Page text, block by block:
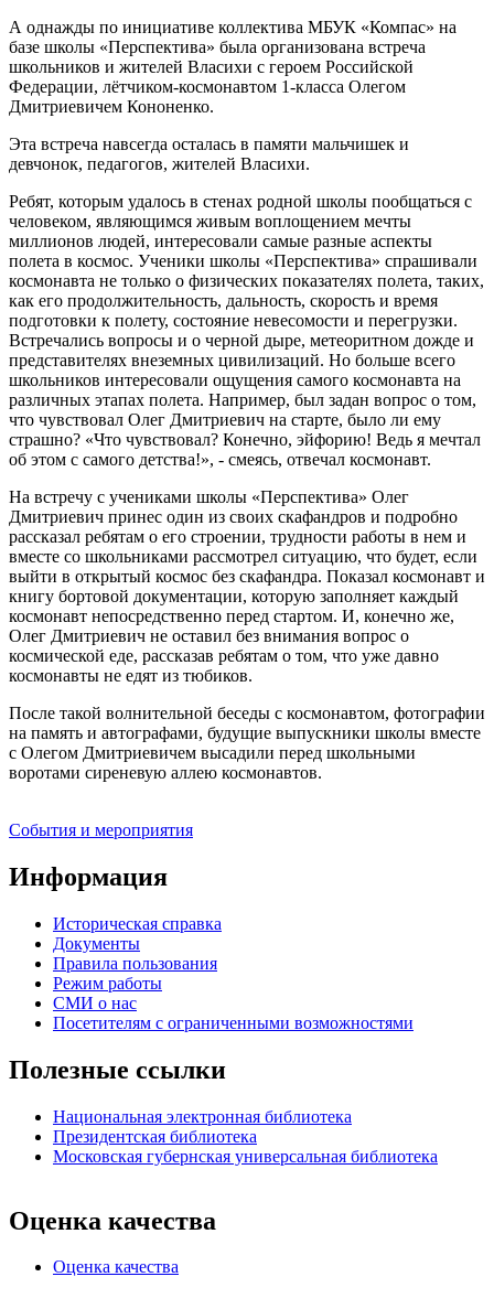
А однажды по инициативе коллектива МБУК «Компас» на
базе школы «Перспектива» была организована встреча
школьников и жителей Власихи с героем Российской
Федерации, лётчиком-космонавтом 1-класса Олегом
Дмитриевичем Кононенко.
Эта встреча навсегда осталась в памяти мальчишек и
девчонок, педагогов, жителей Власихи.
Ребят, которым удалось в стенах родной школы пообщаться с
человеком, являющимся живым воплощением мечты
миллионов людей, интересовали самые разные аспекты
полета в космос. Ученики школы «Перспектива» спрашивали
космонавта не только о физических показателях полета, таких,
как его продолжительность, дальность, скорость и время
подготовки к полету, состояние невесомости и перегрузки.
Встречались вопросы и о черной дыре, метеоритном дожде и
представителях внеземных цивилизаций. Но больше всего
школьников интересовали ощущения самого космонавта на
различных этапах полета. Например, был задан вопрос о том,
что чувствовал Олег Дмитриевич на старте, было ли ему
страшно? «Что чувствовал? Конечно, эйфорию! Ведь я мечтал
об этом с самого детства!», - смеясь, отвечал космонавт.
На встречу с учениками школы «Перспектива» Олег
Дмитриевич принес один из своих скафандров и подробно
рассказал ребятам о его строении, трудности работы в нем и
вместе со школьниками рассмотрел ситуацию, что будет, если
выйти в открытый космос без скафандра. Показал космонавт и
книгу бортовой документации, которую заполняет каждый
космонавт непосредственно перед стартом. И, конечно же,
Олег Дмитриевич не оставил без внимания вопрос о
космической еде, рассказав ребятам о том, что уже давно
космонавты не едят из тюбиков.
После такой волнительной беседы с космонавтом, фотографии
на память и автографами, будущие выпускники школы вместе
с Олегом Дмитриевичем высадили перед школьными
воротами сиреневую аллею космонавтов.
События и мероприятия
Информация
Историческая справка
Документы
Правила пользования
Режим работы
СМИ о нас
Посетителям с ограниченными возможностями
Полезные ссылки
Национальная электронная библиотека
Президентская библиотека
Московская губернская универсальная библиотека
Оценка качества
Оценка качества